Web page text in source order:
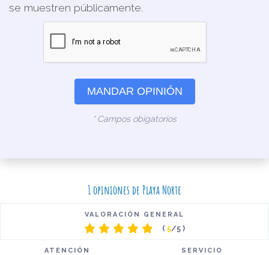
se muestren públicamente.
MANDAR OPINIÓN
* Campos obigatorios
1 opiniones de Playa Norte
VALORACIÓN GENERAL
( 5/5 )
ATENCIÓN SERVICIO